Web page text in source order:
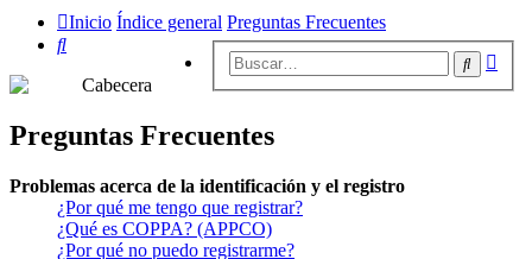
Inicio Índice general Preguntas Frecuentes
Buscar
Buscar
Preguntas Frecuentes
Problemas acerca de la identificación y el registro
¿Por qué me tengo que registrar?
¿Qué es COPPA? (APPCO)
¿Por qué no puedo registrarme?